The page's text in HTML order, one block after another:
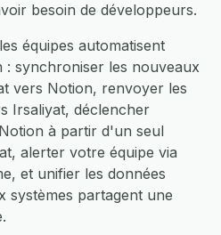
besoin de développeurs.
équipes automatisent
: synchroniser les nouveaux
vers Notion, renvoyer les
Irsaliyat, déclencher
à partir d'un seul
alerter votre équipe via
et unifier les données
systèmes partagent une